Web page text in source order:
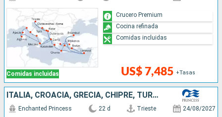
Comidas incluidas US$ 7,485 +Tasas
Crucero Premium
Cocina refinada
Comidas incluidas
ITALIA, CROACIA, GRECIA, CHIPRE, TURQUÍA, MALTA, MONTENEGRO
Enchanted Princess 22 d Trieste 24/08/2027